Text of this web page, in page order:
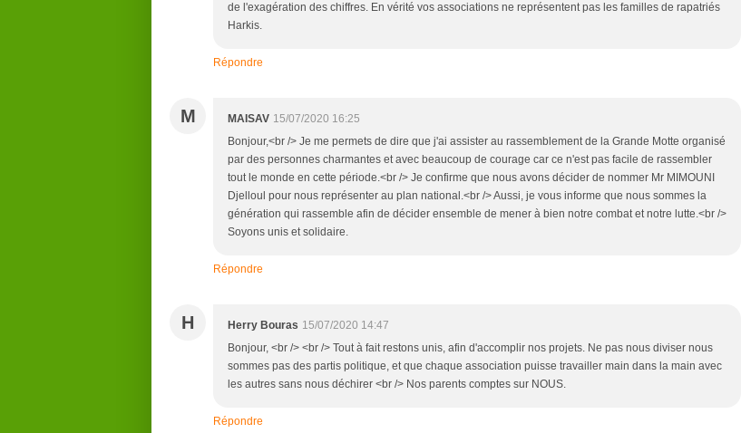
de l'exagération des chiffres. En vérité vos associations ne représentent pas les familles de rapatriés
Harkis.
Répondre
M MAISAV 15/07/2020 16:25
Bonjour,<br /> Je me permets de dire que j'ai assister au rassemblement de la Grande Motte organisé
par des personnes charmantes et avec beaucoup de courage car ce n'est pas facile de rassembler
tout le monde en cette période.<br /> Je confirme que nous avons décider de nommer Mr MIMOUNI
Djelloul pour nous représenter au plan national.<br /> Aussi, je vous informe que nous sommes la
génération qui rassemble afin de décider ensemble de mener à bien notre combat et notre lutte.<br />
Soyons unis et solidaire.
Répondre
H Herry Bouras 15/07/2020 14:47
Bonjour, <br /> <br /> Tout à fait restons unis, afin d'accomplir nos projets. Ne pas nous diviser nous
sommes pas des partis politique, et que chaque association puisse travailler main dans la main avec
les autres sans nous déchirer <br /> Nos parents comptes sur NOUS.
Répondre